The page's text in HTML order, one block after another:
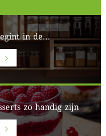
in de...
zo handig zijn